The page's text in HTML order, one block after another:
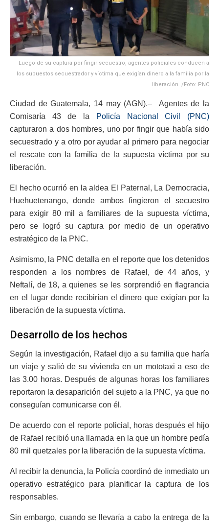
Luego de su captura por fingir secuestro, agentes policiales conducen a
los supuestos secuestrador y víctima que exigían dinero a la familia por la
liberación. /Foto: PNC
Ciudad de Guatemala, 14 may (AGN).– Agentes de la
Comisaría 43 de la
Policía Nacional Civil (PNC)
capturaron a dos hombres, uno por fingir que había sido
secuestrado y a otro por ayudar al primero para negociar
el rescate con la familia de la supuesta víctima por su
liberación.
El hecho ocurrió en la aldea El Paternal, La Democracia,
Huehuetenango, donde ambos fingieron el secuestro
para exigir 80 mil a familiares de la supuesta víctima,
pero se logró su captura por medio de un operativo
estratégico de la PNC.
Asimismo, la PNC detalla en el reporte que los detenidos
responden a los nombres de Rafael, de 44 años, y
Neftalí, de 18, a quienes se les sorprendió en flagrancia
en el lugar donde recibirían el dinero que exigían por la
liberación de la supuesta víctima.
Desarrollo de los hechos
Según la investigación, Rafael dijo a su familia que haría
un viaje y salió de su vivienda en un mototaxi a eso de
las 3.00 horas. Después de algunas horas los familiares
reportaron la desaparición del sujeto a la PNC, ya que no
conseguían comunicarse con él.
De acuerdo con el reporte policial, horas después el hijo
de Rafael recibió una llamada en la que un hombre pedía
80 mil quetzales por la liberación de la supuesta víctima.
Al recibir la denuncia, la Policía coordinó de inmediato un
operativo estratégico para planificar la captura de los
responsables.
Sin embargo, cuando se llevaría a cabo la entrega de la